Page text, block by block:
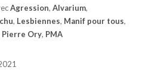
Agression, Alvarium,
, Lesbiennes, Manif pour tous,
Pierre Ory, PMA